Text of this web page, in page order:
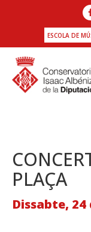
ESCOLA DE
PLAÇA
Dissabte,